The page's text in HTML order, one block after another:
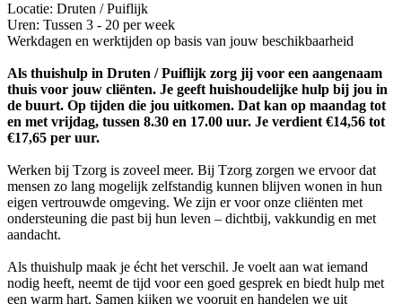
Locatie: Druten / Puiflijk
Uren: Tussen 3 - 20 per week
Werkdagen en werktijden op basis van jouw beschikbaarheid
Als thuishulp in Druten / Puiflijk zorg jij voor een aangenaam
thuis voor jouw cliënten. Je geeft huishoudelijke hulp bij jou in
de buurt. Op tijden die jou uitkomen. Dat kan op maandag tot
en met vrijdag, tussen 8.30 en 17.00 uur. Je verdient €14,56 tot
€17,65 per uur.
Werken bij Tzorg is zoveel meer. Bij Tzorg zorgen we ervoor dat
mensen zo lang mogelijk zelfstandig kunnen blijven wonen in hun
eigen vertrouwde omgeving. We zijn er voor onze cliënten met
ondersteuning die past bij hun leven – dichtbij, vakkundig en met
aandacht.
Als thuishulp maak je écht het verschil. Je voelt aan wat iemand
nodig heeft, neemt de tijd voor een goed gesprek en biedt hulp met
een warm hart. Samen kijken we vooruit en handelen we uit